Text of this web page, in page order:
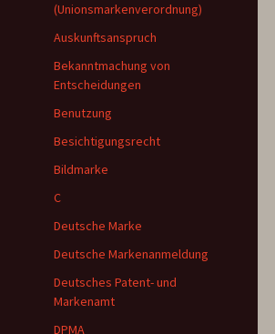
(Unionsmarkenverordnung)
Auskunftsanspruch
Bekanntmachung von
Entscheidungen
Benutzung
Besichtigungsrecht
Bildmarke
C
Deutsche Marke
Deutsche Markenanmeldung
Deutsches Patent- und
Markenamt
DPMA